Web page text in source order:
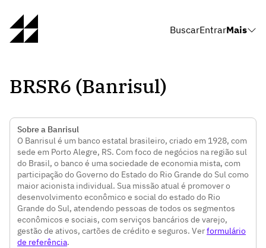
BuscarEntrarMais
BRSR6 (Banrisul)
Sobre a Banrisul
O Banrisul é um banco estatal brasileiro, criado em 1928, com
sede em Porto Alegre, RS. Com foco de negócios na região sul
do Brasil, o banco é uma sociedade de economia mista, com
participação do Governo do Estado do Rio Grande do Sul como
maior acionista individual. Sua missão atual é promover o
desenvolvimento econômico e social do estado do Rio
Grande do Sul, atendendo pessoas de todos os segmentos
econômicos e sociais, com serviços bancários de varejo,
gestão de ativos, cartões de crédito e seguros. Verformulário
de referência.